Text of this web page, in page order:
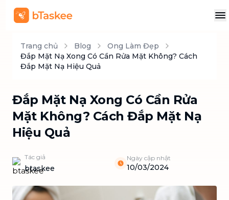
Trang chủ Blog
Ong Làm Đẹp
Đắp Mặt Nạ Xong Có Cần Rửa Mặt Không? Cách
Đắp Mặt Nạ Hiệu Quả
Đắp Mặt Nạ Xong Có Cần Rửa
Mặt Không? Cách Đắp Mặt Nạ
Hiệu Quả
Tác giả
btaskee
Ngày cập nhật
10/03/2024